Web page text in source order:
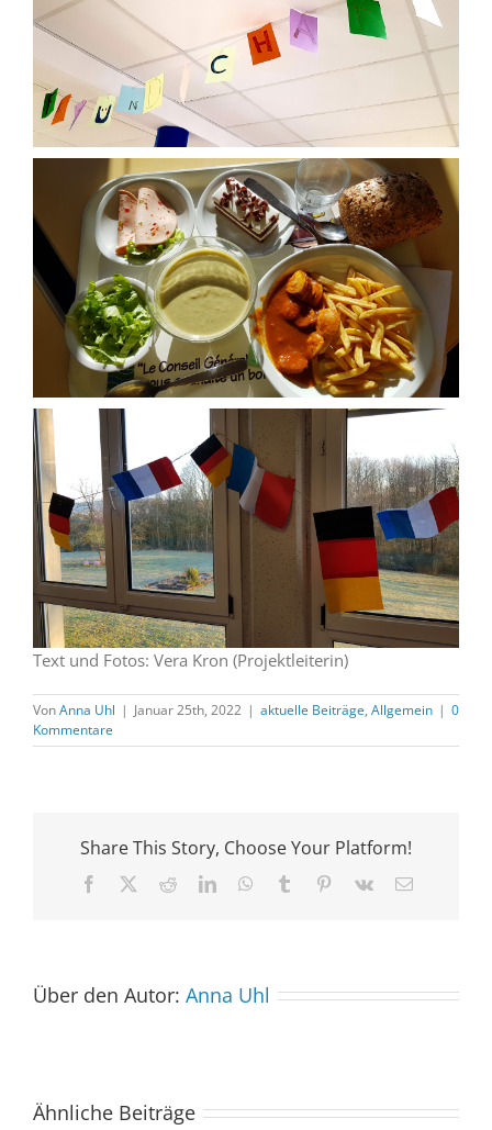
Text und Fotos: Vera Kron (Projektleiterin)
VonAnna Uhl | Januar 25th, 2022 | aktuelle Beiträge, Allgemein | 0
Kommentare
Share This Story, Choose Your Platform!
Facebook RedditLinkedInWhatsApp
Tumblr Pinterest
Vk
E-
Über den Autor: Anna Uhl
Ähnliche Beiträge